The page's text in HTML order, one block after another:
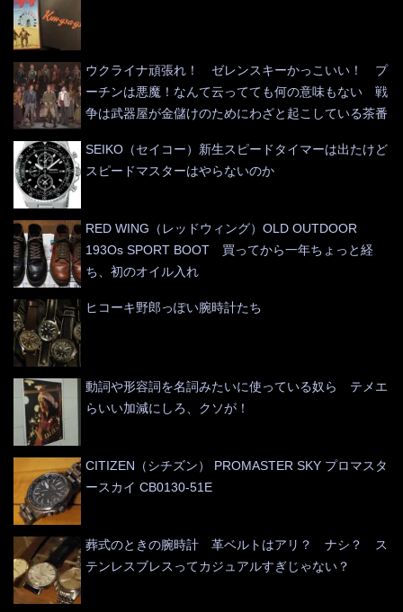
ウクライナ頑張れ！ ゼレンスキーかっこいい！ プ
ーチンは悪魔！なんて云ってても何の意味もない 戦
争は武器屋が金儲けのためにわざと起こしている茶番
SEIKO（セイコー）新生スピードタイマーは出たけど
スピードマスターはやらないのか
RED WING（レッドウィング）OLD OUTDOOR
193Os SPORT BOOT 買ってから一年ちょっと経
ち、初のオイル入れ
ヒコーキ野郎っぽい腕時計たち
動詞や形容詞を名詞みたいに使っている奴ら テメエ
らいい加減にしろ、クソが！
CITIZEN（シチズン） PROMASTER SKY プロマスタ
ースカイ CB0130-51E
葬式のときの腕時計 革ベルトはアリ？ ナシ？ ス
テンレスブレスってカジュアルすぎじゃない？